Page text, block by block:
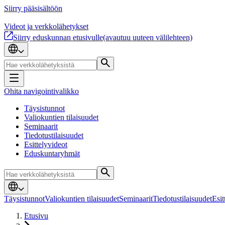
Siirry pääsisältöön
Videot ja verkkolähetykset
Siirry eduskunnan etusivulle(avautuu uuteen välilehteen)
Ohita navigointivalikko
Täysistunnot
Valiokuntien tilaisuudet
Seminaarit
Tiedotustilaisuudet
Esittelyvideot
Eduskuntaryhmät
TäysistunnotValiokuntien tilaisuudetSeminaaritTiedotustilaisuudet
Etusivu